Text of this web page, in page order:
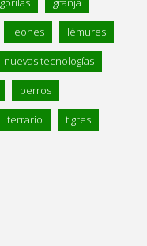
leones lémures
nuevas tecnologías
perros
terrario tigres